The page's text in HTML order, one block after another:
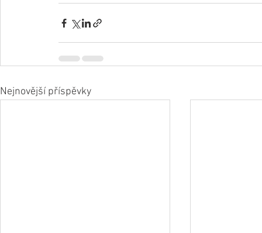
Nejnovější příspěvky